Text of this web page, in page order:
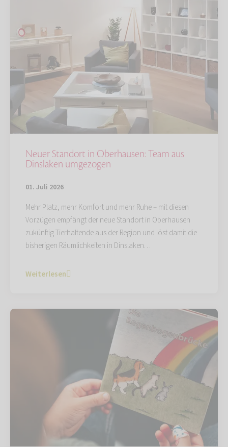
Neuer Standort in Oberhausen: Team aus
Dinslaken umgezogen
01. Juli 2026
Mehr Platz, mehr Komfort und mehr Ruhe – mit diesen
Vorzügen empfängt der neue Standort in Oberhausen
zukünftig Tierhaltende aus der Region und löst damit die
bisherigen Räumlichkeiten in Dinslaken…
Weiterlesen